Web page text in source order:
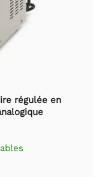
régulée en